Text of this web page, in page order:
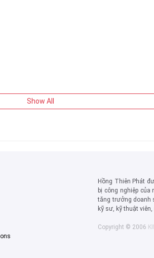
Show All
Hồng Thiên Phát
bị công nghiệp
tăng trưởng doanh
kỹ sư, kỹ thuật
Copyright © 2006